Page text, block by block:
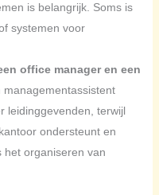
is belangrijk. Soms is
systemen voor
office manager en een
managementassistent
leidinggevenden, terwijl
ondersteunt en
het organiseren van